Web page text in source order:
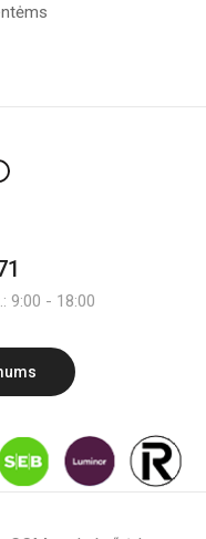
9:00 - 18:00